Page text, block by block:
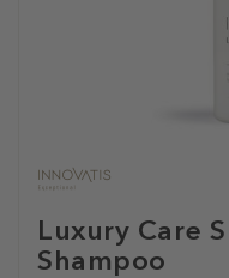
Luxury Care
Shampoo